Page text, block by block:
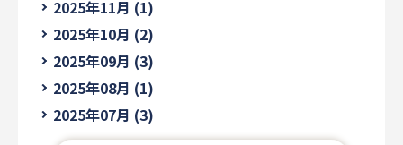
2025年11月 (1)
2025年10月 (2)
2025年09月 (3)
2025年08月 (1)
2025年07月 (3)